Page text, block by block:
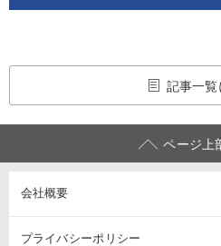
記事一覧
ページ上
会社概要
プライバシーポリシー